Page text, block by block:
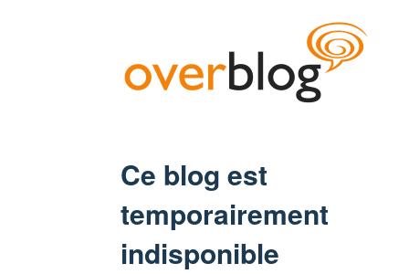
Ce blog est
temporairement
indisponible